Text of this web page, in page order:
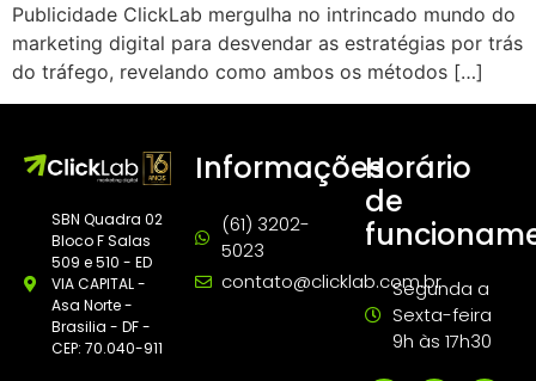
Publicidade ClickLab mergulha no intrincado mundo do
marketing digital para desvendar as estratégias por trás
do tráfego, revelando como ambos os métodos […]
SBN Quadra 02
Bloco F Salas
509 e 510 - ED
VIA CAPITAL -
Asa Norte -
Brasilia - DF -
CEP: 70.040-911
Informações
(61) 3202-
5023
contato@clicklab.com.br
Horário
de
Segunda a
Sexta-feira
9h às 17h30